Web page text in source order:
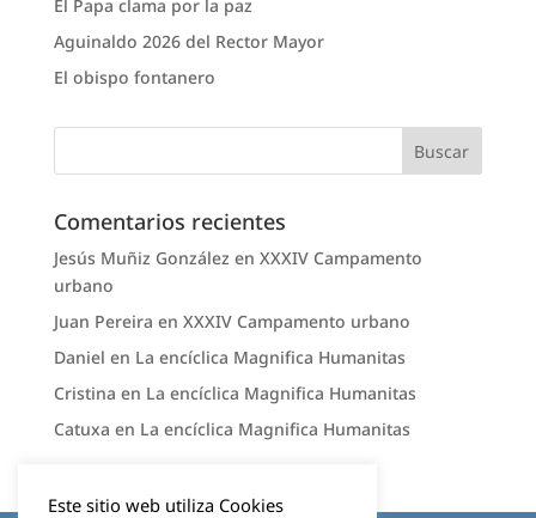
El Papa clama por la paz
Aguinaldo 2026 del Rector Mayor
El obispo fontanero
Comentarios recientes
Jesús Muñiz González en XXXIV Campamento
urbano
Juan Pereira en XXXIV Campamento urbano
Daniel en La encíclica Magnifica Humanitas
Cristina en La encíclica Magnifica Humanitas
Catuxa en La encíclica Magnifica Humanitas
Este sitio web utiliza Cookies